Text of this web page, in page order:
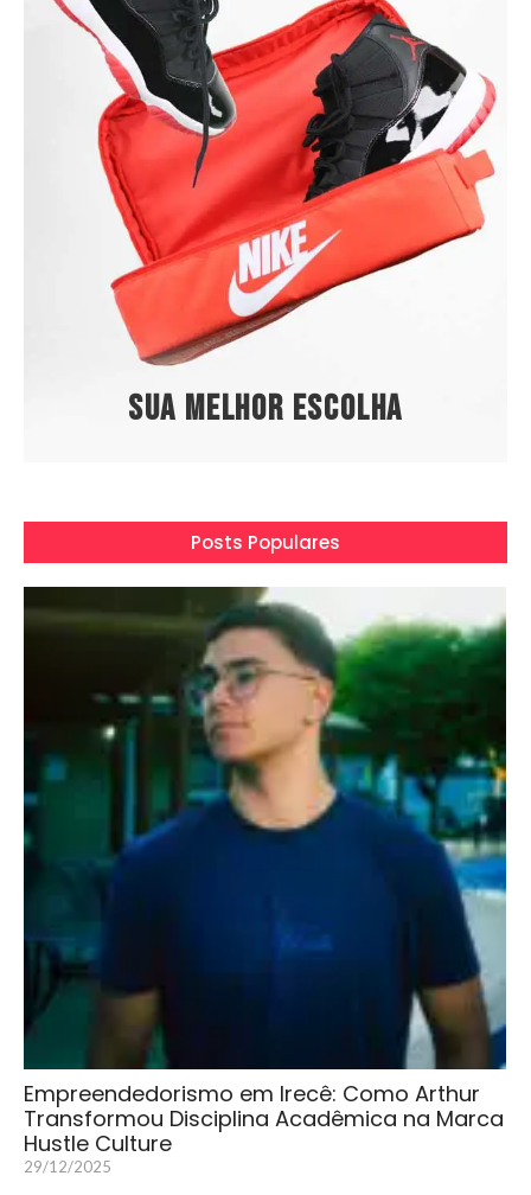
Sua melhor escolha
Posts Populares
Empreendedorismo em Irecê: Como Arthur
Transformou Disciplina Acadêmica na Marca
Hustle Culture
29/12/2025